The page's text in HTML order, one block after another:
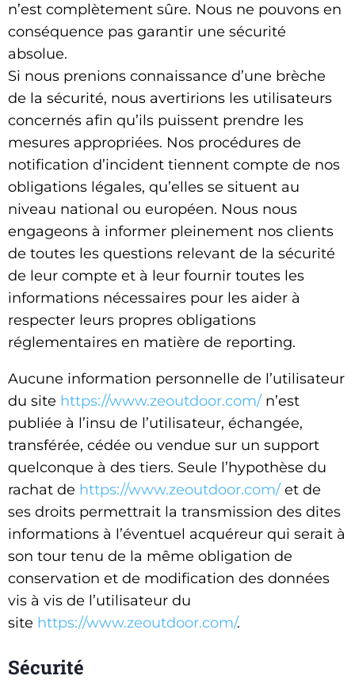
n’est complètement sûre. Nous ne pouvons en
conséquence pas garantir une sécurité
absolue.
Si nous prenions connaissance d’une brèche
de la sécurité, nous avertirions les utilisateurs
concernés afin qu’ils puissent prendre les
mesures appropriées. Nos procédures de
notification d’incident tiennent compte de nos
obligations légales, qu’elles se situent au
niveau national ou européen. Nous nous
engageons à informer pleinement nos clients
de toutes les questions relevant de la sécurité
de leur compte et à leur fournir toutes les
informations nécessaires pour les aider à
respecter leurs propres obligations
réglementaires en matière de reporting.
Aucune information personnelle de l’utilisateur
du site https://www.zeoutdoor.com/ n’est
publiée à l’insu de l’utilisateur, échangée,
transférée, cédée ou vendue sur un support
quelconque à des tiers. Seule l’hypothèse du
rachat de https://www.zeoutdoor.com/ et de
ses droits permettrait la transmission des dites
informations à l’éventuel acquéreur qui serait à
son tour tenu de la même obligation de
conservation et de modification des données
vis à vis de l’utilisateur du
site https://www.zeoutdoor.com/.
Sécurité